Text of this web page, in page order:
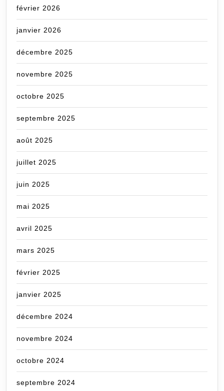
février 2026
janvier 2026
décembre 2025
novembre 2025
octobre 2025
septembre 2025
août 2025
juillet 2025
juin 2025
mai 2025
avril 2025
mars 2025
février 2025
janvier 2025
décembre 2024
novembre 2024
octobre 2024
septembre 2024